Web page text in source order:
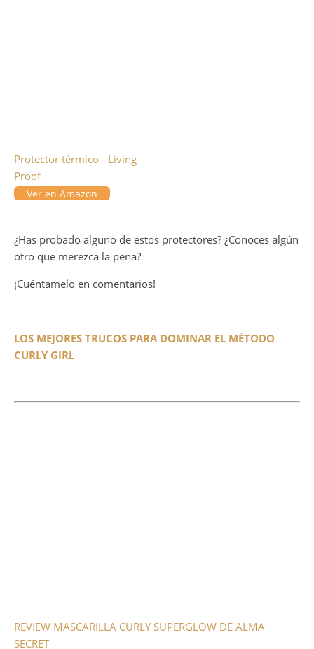
Protector térmico - Living
Proof
Ver en Amazon
¿Has probado alguno de estos protectores? ¿Conoces algún
otro que merezca la pena?
¡Cuéntamelo en comentarios!
LOS MEJORES TRUCOS PARA DOMINAR EL MÉTODO
CURLY GIRL
REVIEW MASCARILLA CURLY SUPERGLOW DE ALMA
SECRET